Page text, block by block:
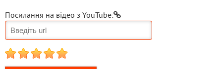
Посилання на відео з YouTube:
1 2 3 4 5